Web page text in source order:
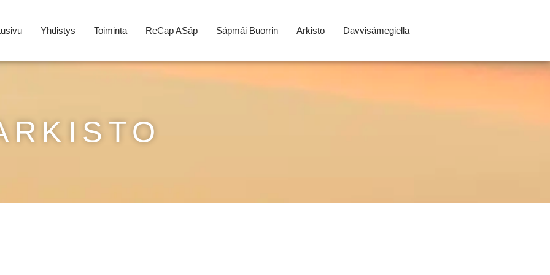
Yhdistys Toiminta ReCap ASáp Sápmái Buorrin Arkisto Davvisámegiella